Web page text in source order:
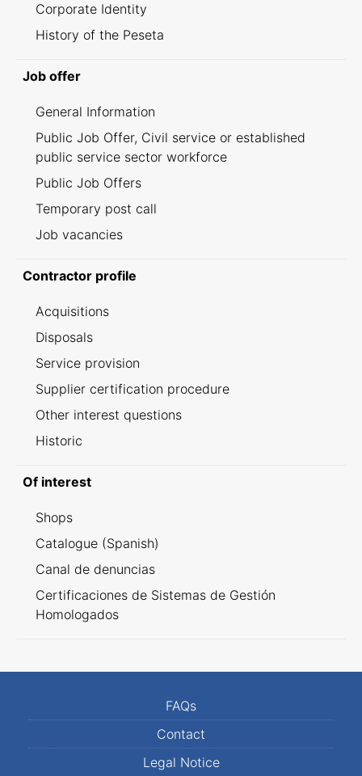
Corporate Identity
History of the Peseta
Job offer
General Information
Public Job Offer, Civil service or established
public service sector workforce
Public Job Offers
Temporary post call
Job vacancies
Contractor profile
Acquisitions
Disposals
Service provision
Supplier certification procedure
Other interest questions
Historic
Of interest
Shops
Catalogue (Spanish)
Canal de denuncias
Certificaciones de Sistemas de Gestión
Homologados
FAQs
Contact
Legal Notice